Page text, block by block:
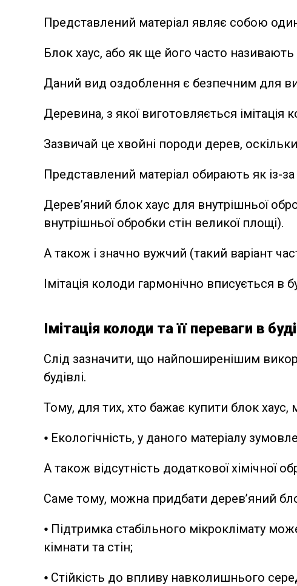
Представлений матеріал являє собою один
Блок хаус, або як ще його часто
Даний вид оздоблення є безпечним для
Деревина, з якої виготовляється імітація
Зазвичай це хвойні породи дерев,
Представлений матеріал обирають як із-
Дерев’яний блок хаус для внутрішньої
внутрішньої обробки стін великої площі).
А також і значно вужчий (такий варіант
Імітація колоди гармонічно вписується
Імітація колоди та її переваги в
Слід зазначити, що найпоширенішим
будівлі.
Тому, для тих, хто бажає купити блок
⦁ Екологічність, у даного матеріалу
А також відсутність додаткової хімічної
Саме тому, можна придбати дерев’яний
⦁ Підтримка стабільного мікроклімату
кімнати та стін;
⦁ Стійкість до впливу навколишнього